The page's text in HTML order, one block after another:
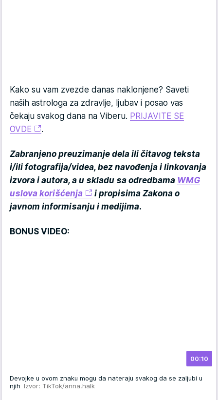
Kako su vam zvezde danas naklonjene? Saveti
naših astrologa za zdravlje, ljubav i posao vas
čekaju svakog dana na Viberu. PRIJAVITE SE
OVDE
.
Zabranjeno preuzimanje dela ili čitavog teksta
i/ili fotografija/videa, bez navođenja i linkovanja
izvora i autora, a u skladu sa odredbama WMG
uslova korišćenja
i propisima Zakona o
javnom informisanju i medijima.
BONUS VIDEO:
00:10
Devojke u ovom znaku mogu da nateraju svakog da se zaljubi u
njih Izvor: TikTok/anna.halk